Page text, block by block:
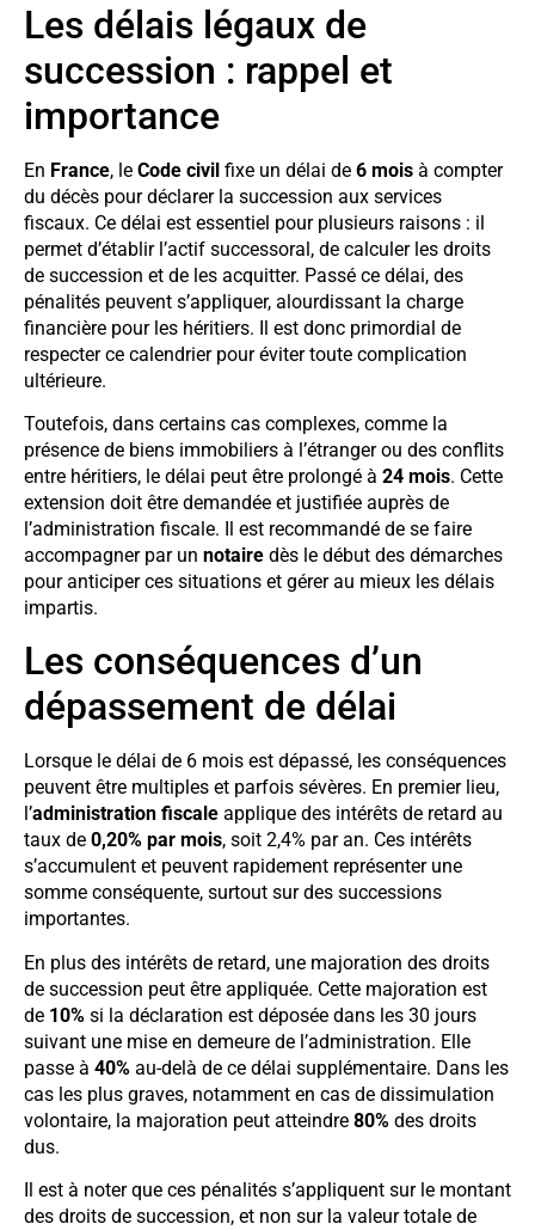
Les délais légaux de
succession : rappel et
importance
En France, le Code civil fixe un délai de 6 mois à compter
du décès pour déclarer la succession aux services
fiscaux. Ce délai est essentiel pour plusieurs raisons : il
permet d’établir l’actif successoral, de calculer les droits
de succession et de les acquitter. Passé ce délai, des
pénalités peuvent s’appliquer, alourdissant la charge
financière pour les héritiers. Il est donc primordial de
respecter ce calendrier pour éviter toute complication
ultérieure.
Toutefois, dans certains cas complexes, comme la
présence de biens immobiliers à l’étranger ou des conflits
entre héritiers, le délai peut être prolongé à 24 mois. Cette
extension doit être demandée et justifiée auprès de
l’administration fiscale. Il est recommandé de se faire
accompagner par un notaire dès le début des démarches
pour anticiper ces situations et gérer au mieux les délais
impartis.
Les conséquences d’un
dépassement de délai
Lorsque le délai de 6 mois est dépassé, les conséquences
peuvent être multiples et parfois sévères. En premier lieu,
l’administration fiscale applique des intérêts de retard au
taux de 0,20% par mois, soit 2,4% par an. Ces intérêts
s’accumulent et peuvent rapidement représenter une
somme conséquente, surtout sur des successions
importantes.
En plus des intérêts de retard, une majoration des droits
de succession peut être appliquée. Cette majoration est
de 10% si la déclaration est déposée dans les 30 jours
suivant une mise en demeure de l’administration. Elle
passe à 40% au-delà de ce délai supplémentaire. Dans les
cas les plus graves, notamment en cas de dissimulation
volontaire, la majoration peut atteindre 80% des droits
dus.
Il est à noter que ces pénalités s’appliquent sur le montant
des droits de succession, et non sur la valeur totale de